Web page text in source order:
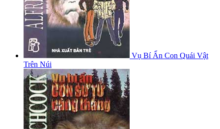
Vụ Bí Ẩn Con Quái Vật
Trên Núi